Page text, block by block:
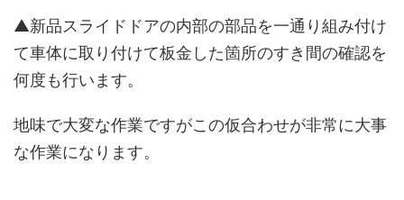
▲新品スライドドアの内部の部品を一通り組み付け
て車体に取り付けて板金した箇所のすき間の確認を
何度も行います。
地味で大変な作業ですがこの仮合わせが非常に大事
な作業になります。